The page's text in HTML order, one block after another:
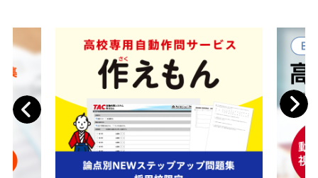
Previous
Next